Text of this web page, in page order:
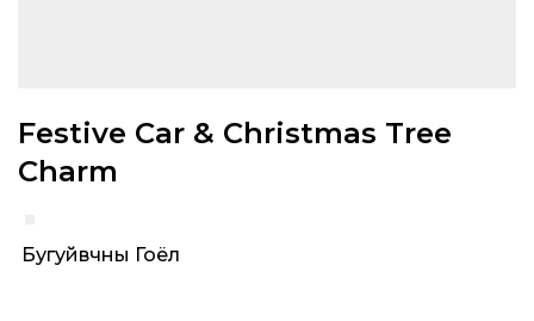
Festive Car & Christmas Tree
Charm
Бугуйвчны Гоёл